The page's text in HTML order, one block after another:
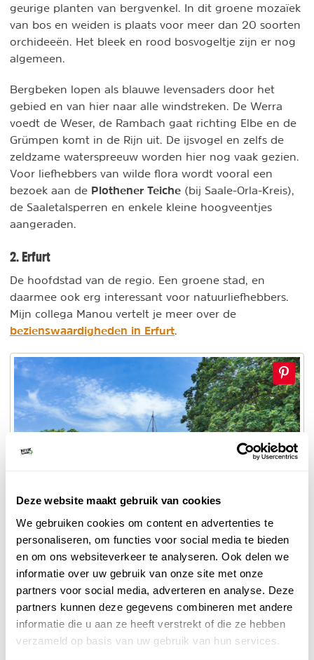
Deze website maakt gebruik van cookies
We gebruiken cookies om content en advertenties te
personaliseren, om functies voor social media te bieden
en om ons websiteverkeer te analyseren. Ook delen we
informatie over uw gebruik van onze site met onze
partners voor social media, adverteren en analyse. Deze
partners kunnen deze gegevens combineren met andere
informatie die u aan ze heeft verstrekt of die ze hebben
verzameld op basis van uw gebruik van hun services.
geurige planten van bergvenkel. In dit groene mozaïek
van bos en weiden is plaats voor meer dan 20 soorten
orchideeën. Het bleek en rood bosvogeltje zijn er nog
algemeen.
Bergbeken lopen als blauwe levensaders door het
gebied en van hier naar alle windstreken. De Werra
voedt de Weser, de Rambach gaat richting Elbe en de
Grümpen komt in de Rijn uit. De ijsvogel en zelfs de
zeldzame waterspreeuw worden hier nog vaak gezien.
Voor liefhebbers van wilde flora wordt vooral een
bezoek aan de Plothener Teiche (bij Saale-Orla-Kreis),
de Saaletalsperren en enkele kleine hoogveentjes
aangeraden.
2. Erfurt
De hoofdstad van de regio. Een groene stad, en
daarmee ook erg interessant voor natuurliefhebbers.
Mijn collega Manou vertelt je meer over de
bezienswaardigheden in Erfurt.
© Christian Fischer
Erfurt
3. Wandelen in Thüringen - de Rennsteig
De populairste route om te wandelen in Thüringenis
de Rennsteig. Het 169 kilometer lange wandelpad start